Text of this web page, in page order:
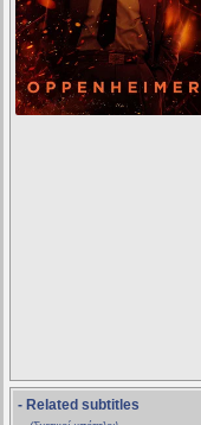
- Related subtitles